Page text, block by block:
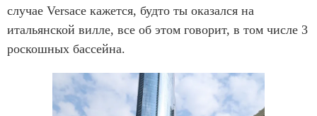
случае Versace кажется, будто ты оказался на
итальянской вилле, все об этом говорит, в том числе 3
роскошных бассейна.